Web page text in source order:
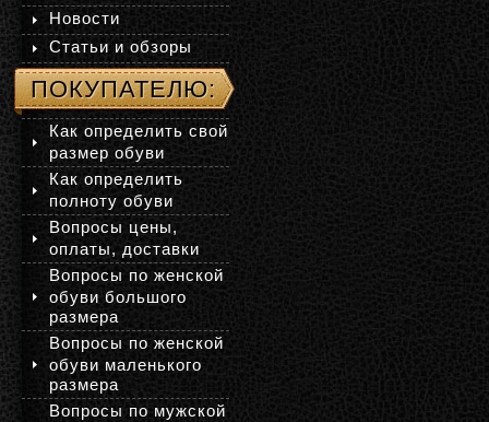
Новости
Статьи и обзоры
ПОКУПАТЕЛЮ:
Как определить свой
размер обуви
Как определить
полноту обуви
Вопросы цены,
оплаты, доставки
Вопросы по женской
обуви большого
размера
Вопросы по женской
обуви маленького
размера
Вопросы по мужской